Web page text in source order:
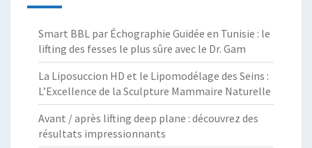
Smart BBL par Échographie Guidée en Tunisie : le
lifting des fesses le plus sûre avec le Dr. Gam
La Liposuccion HD et le Lipomodélage des Seins :
L’Excellence de la Sculpture Mammaire Naturelle
Avant / après lifting deep plane : découvrez des
résultats impressionnants